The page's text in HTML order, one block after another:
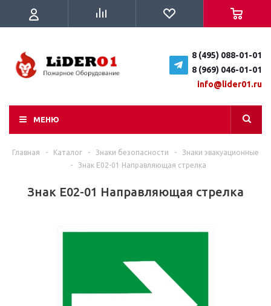
8 (495) 088-01-01
8 (969) 046-01-01
info@lider01.ru
МЕНЮ
Главная - Каталог - Знаки безопасности -
Знаки эвакуационные
-
Знак E02-01 Направляющая стрелка
Знак E02-01 Направляющая стрелка